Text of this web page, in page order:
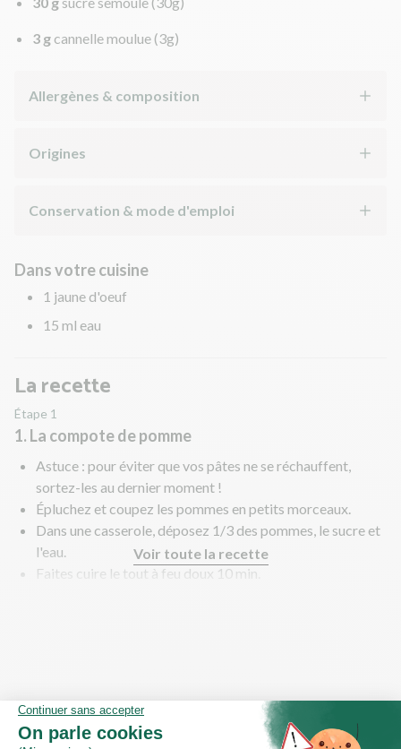
3 g cannelle moulue (3g)
Allergènes & composition
Origines
Conservation & mode d'emploi
Dans votre cuisine
1 jaune d'oeuf
15 ml eau
La recette
Étape 1
1. La compote de pomme
Astuce : pour éviter que vos pâtes ne se réchauffent,
sortez-les au dernier moment !
Épluchez et coupez les pommes en petits morceaux.
Dans une casserole, déposez 1/3 des pommes, le sucre et
l'eau.
Faites cuire le tout à feu doux 10 min.
Voir toute la recette